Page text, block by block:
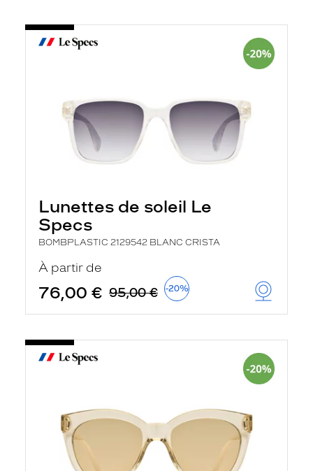
Lunettes de soleil Le
Specs
BOMBPLASTIC 2129542 BLANC CRISTA
À partir de
76,00 € 95,00 € -20%